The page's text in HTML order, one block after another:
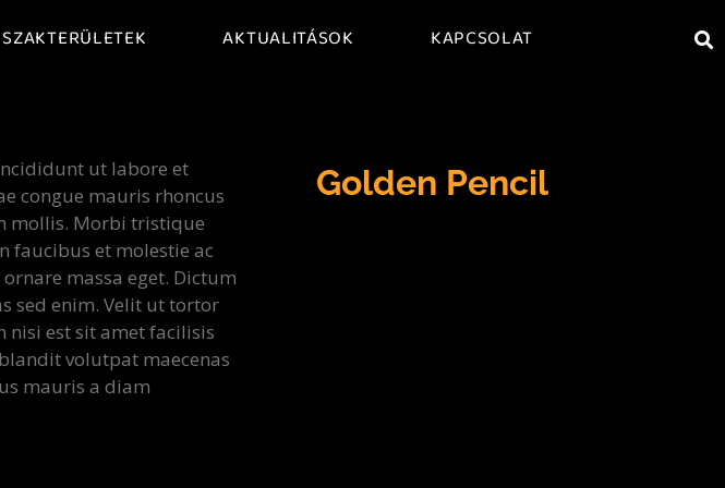
AKTUALITÁSOK KAPCSOLAT
ut labore et
congue mauris rhoncus
mollis. Morbi tristique
faucibus et molestie ac
massa eget. Dictum
sed enim. Velit ut tortor
nisi est sit amet facilisis
volutpat maecenas
mauris a diam
Golden Pencil